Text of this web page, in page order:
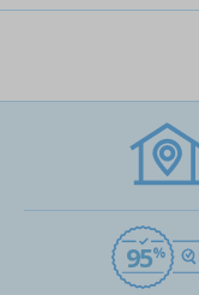
95